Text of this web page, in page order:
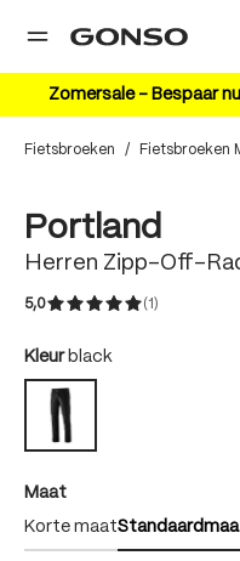
Zomersale – Bespaar
Fietsbroeken / Fietsbroeken
Portland
Herren Zipp-Off-
5,0 (1)
Kleurauswählen
black
black
Maatauswählen
Korte maat